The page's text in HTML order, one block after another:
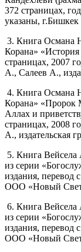
372 страницах,
указаны, г.Бишкек
3. Книга Османа
Корана» «История
страницах, 2007
А., Салеев А.,
4. Книга Османа
Корана» «Пророк
Аллах и
страницах, 2008
А., издательская
5. Книга Вейсела
из серии
издания, перевод
ООО «Новый
6. Книга Вейсела
из серии
издания, перевод
ООО «Новый